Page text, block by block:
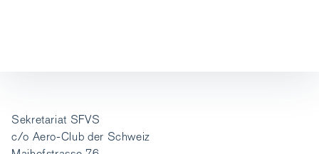
Sekretariat SFVS
c/o Aero-Club der Schweiz